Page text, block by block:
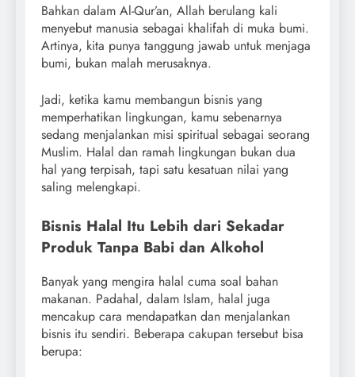
Bahkan dalam Al-Qur’an, Allah berulang kali
menyebut manusia sebagai khalifah di muka bumi.
Artinya, kita punya tanggung jawab untuk menjaga
bumi, bukan malah merusaknya.
Jadi, ketika kamu membangun bisnis yang
memperhatikan lingkungan, kamu sebenarnya
sedang menjalankan misi spiritual sebagai seorang
Muslim. Halal dan ramah lingkungan bukan dua
hal yang terpisah, tapi satu kesatuan nilai yang
saling melengkapi.
Bisnis Halal Itu Lebih dari Sekadar
Produk Tanpa Babi dan Alkohol
Banyak yang mengira halal cuma soal bahan
makanan. Padahal, dalam Islam, halal juga
mencakup cara mendapatkan dan menjalankan
bisnis itu sendiri. Beberapa cakupan tersebut bisa
berupa: